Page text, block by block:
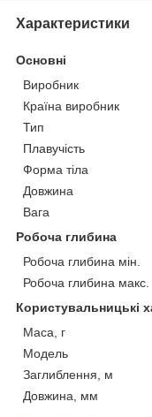
Характеристики
Основні
Виробник
Країна виробник
Тип
Плавучість
Форма тіла
Довжина
Вага
Робоча глибина
Робоча глибина мін.
Робоча глибина макс.
Користувальницькі
Маса, г
Мoдель
Заглиблення, м
Довжина, мм